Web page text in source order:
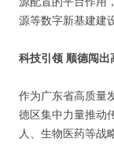
源等数字新基建建
科技引领 顺德闯
作为广东省高质量
德区集中力量推动
人、生物医药等战